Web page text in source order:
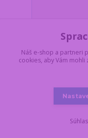
Prívesok na
bez DPH
Náš e-shop a partneri
cookies, aby Vám